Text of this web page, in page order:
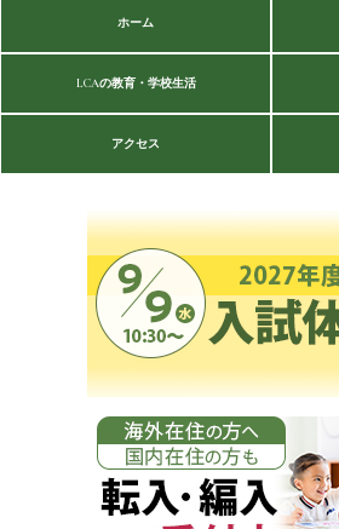
ホーム
LCAの教育・学校生活
アクセス